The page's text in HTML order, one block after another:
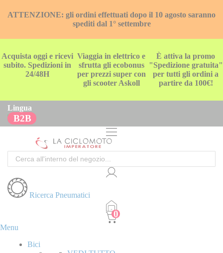
ATTENZIONE: gli ordini effettuati dopo il 10 agosto saranno
spediti dal 1° settembre
Acquista oggi e ricevi
subito. Spedizioni in
24/48H
Viaggia in elettrico e
sfrutta gli ecobonus
per prezzi super con
gli scooter Askoll
È attiva la promo
"Spedizione gratuita"
per tutti gli ordini a
partire da 100€!
Lingua
B2B
Cerca
Ricerca Pneumatici
Menu
Bici